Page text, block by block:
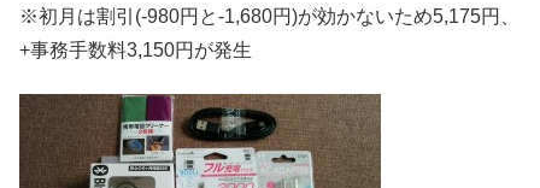
※初月は割引(-980円と-1,680円)が効かないため5,175円、
+事務手数料3,150円が発生